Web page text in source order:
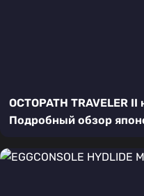
OCTOPATH TRAVELER
Подробный обзор